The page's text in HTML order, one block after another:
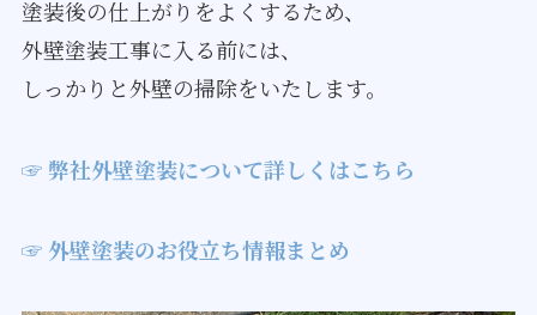
塗装後の仕上がりをよくするため、
外壁塗装工事に入る前には、
しっかりと外壁の掃除をいたします。
☞ 弊社外壁塗装について詳しくはこちら
☞ 外壁塗装のお役立ち情報まとめ